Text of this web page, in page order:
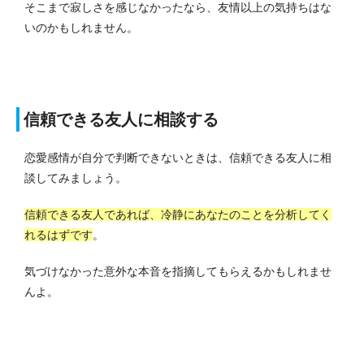
そこまで寂しさを感じなかったなら、友情以上の気持ちはな
いのかもしれません。
信頼できる友人に相談する
恋愛感情が自分で判断できないときは、信頼できる友人に相
談してみましょう。
信頼できる友人であれば、冷静にあなたのことを分析してく
れるはずです。
気づけなかった意外な本音を指摘してもらえるかもしれませ
んよ。